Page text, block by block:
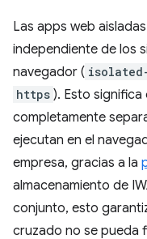
Las apps web
independiente de los
navegador (
https ). Esto
completamente
ejecutan en el
empresa, gracias a la
almacenamiento de
conjunto, esto
cruzado no se pueda